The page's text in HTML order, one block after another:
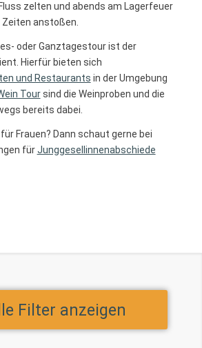
zelten und abends am Lagerfeuer
anstoßen.
oder Ganztagestour ist der
Hierfür bieten sich
und Restaurants in der Umgebung
Toursind die Weinproben und die
bereits dabei.
für Frauen? Dann schaut gerne bei
fürJunggesellinnenabschiede
Filter anzeigen